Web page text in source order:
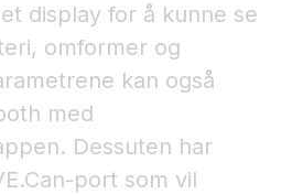
display for å kunne se
omformer og
kan også
med
Dessuten har
port som vil